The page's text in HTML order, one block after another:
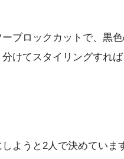
ブロックカットで、黒
けてスタイリングすれ
ようと2人で決めていま